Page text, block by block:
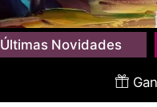
Últimas Novidades